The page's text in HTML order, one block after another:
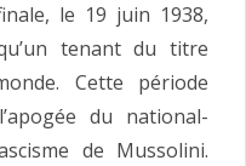
le 19 juin 1938,
tenant du titre
Cette période
du national-
de Mussolini.